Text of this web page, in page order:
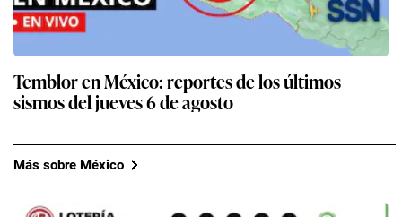
Temblor en México: reportes de los últimos
sismos del jueves 6 de agosto
Más sobre México